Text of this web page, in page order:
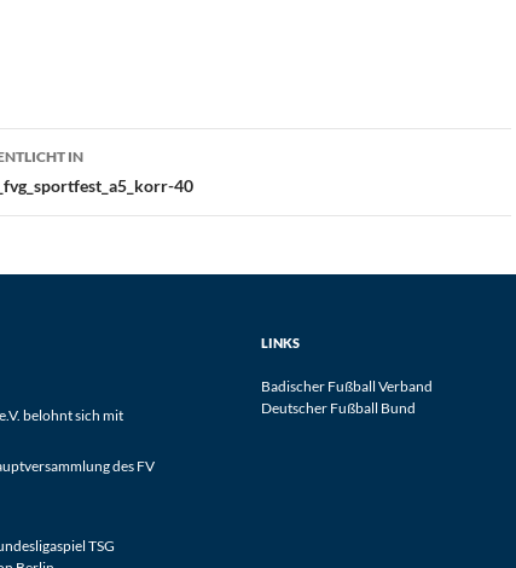
IN
40
belohnt sich mit
des FV
TSG
LINKS
Badischer Fußball Verband
Deutscher Fußball Bund